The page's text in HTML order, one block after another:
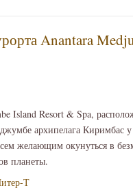
Anantara
Island Resort & Spa,
архипелага Киримбас у
желающим окунуться в
планеты.
Т